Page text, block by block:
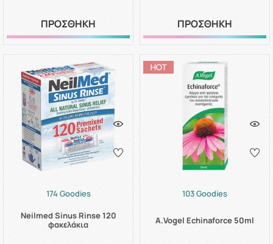
ΠΡΟΣΘΗΚΗ ΠΡΟΣΘΗΚΗ
174 Goodies
Neilmed Sinus Rinse 120
φακελάκια
103 Goodies
A.Vogel Echinaforce 50ml